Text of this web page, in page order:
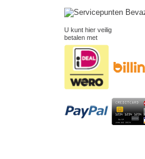
U kunt hier veilig
betalen met